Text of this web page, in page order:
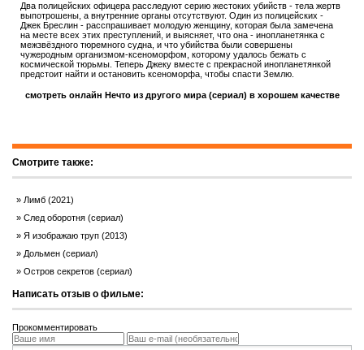
Два полицейских офицера расследуют серию жестоких убийств - тела жертв
выпотрошены, а внутренние органы отсутствуют. Один из полицейских -
Джек Бреслин - расспрашивает молодую женщину, которая была замечена
на месте всех этих преступлений, и выясняет, что она - инопланетянка с
межзвёздного тюремного судна, и что убийства были совершены
чужеродным организмом-ксеноморфом, которому удалось бежать с
космической тюрьмы. Теперь Джеку вместе с прекрасной инопланетянкой
предстоит найти и остановить ксеноморфа, чтобы спасти Землю.
смотреть онлайн Нечто из другого мира (сериал) в хорошем качестве
Смотрите также:
Лимб (2021)
След оборотня (сериал)
Я изображаю труп (2013)
Дольмен (сериал)
Остров секретов (сериал)
Написать отзыв о фильме:
Прокомментировать